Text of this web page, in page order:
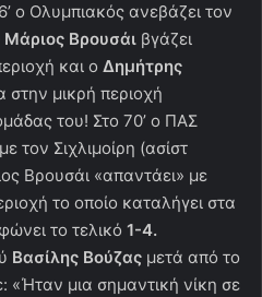
ο Ολυμπιακός ανεβάζει τον
Μάριος Βρουσάι βγάζει
και ο Δημήτρης
στην μικρή περιοχή
του! Στο 70’ ο ΠΑΣ
τον Σιχλιμοίρη (ασίστ
Βρουσάι «απαντάει» με
το οποίο καταλήγει στα
το τελικό 1-4.
Βασίλης Βούζας μετά από το
μια σημαντική νίκη σε